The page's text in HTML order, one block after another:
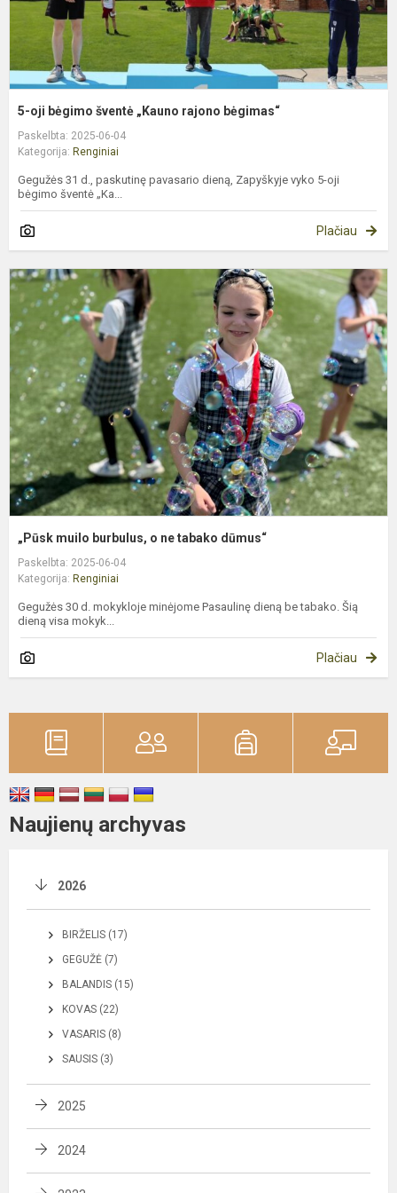
5-oji bėgimo šventė „Kauno rajono bėgimas“
Paskelbta: 2025-06-04
Kategorija: Renginiai
Gegužės 31 d., paskutinę pavasario dieną, Zapyškyje vyko 5-oji
bėgimo šventė „Ka...
Plačiau
„Pūsk muilo burbulus, o ne tabako dūmus“
Paskelbta: 2025-06-04
Kategorija: Renginiai
Gegužės 30 d. mokykloje minėjome Pasaulinę dieną be tabako. Šią
dieną visa mokyk...
Plačiau
Naujienų archyvas
2026
BIRŽELIS (17)
GEGUŽĖ (7)
BALANDIS (15)
KOVAS (22)
VASARIS (8)
SAUSIS (3)
2025
2024